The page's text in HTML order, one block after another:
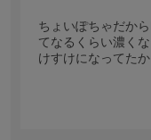
ちょいぽちゃだか
てなるくらい濃く
けすけになってた